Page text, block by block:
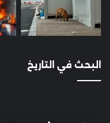
البحث في التاريخ